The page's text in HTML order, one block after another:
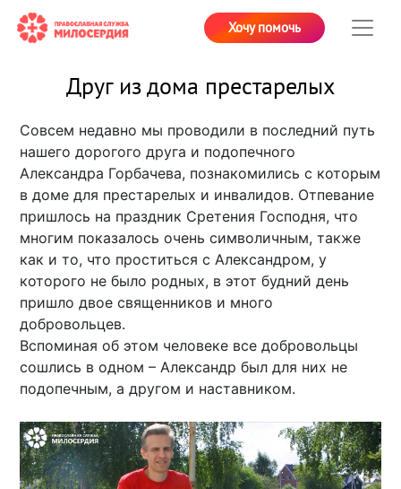
Хочу помочь
Друг из дома престарелых
Совсем недавно мы проводили в последний путь
нашего дорогого друга и подопечного
Александра Горбачева, познакомились с которым
в доме для престарелых и инвалидов. Отпевание
пришлось на праздник Сретения Господня, что
многим показалось очень символичным, также
как и то, что проститься с Александром, у
которого не было родных, в этот будний день
пришло двое священников и много
добровольцев.
Вспоминая об этом человеке все добровольцы
сошлись в одном – Александр был для них не
подопечным, а другом и наставником.